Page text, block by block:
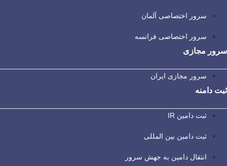
سرور اختصاصی آلمان
سرور اختصاصی فرانسه
سرور مجازی
سرور مجازی ایران
ثبت دامنه
ثبت دامین IR
ثبت دامین بین المللی
انتقال دامین به جهش سرور